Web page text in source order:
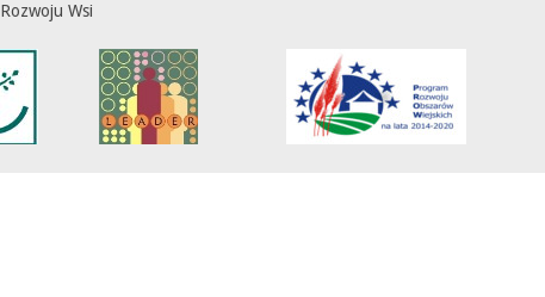
Rozwoju Wsi